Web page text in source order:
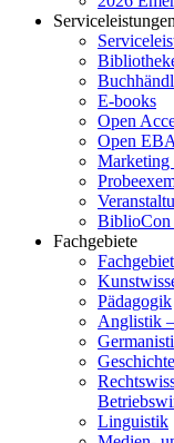
Serviceleistungen
E-books
Open
Open EBA
Marketing
BiblioCon
Fachgebiete
Pädagogik
Anglistik
Linguistik